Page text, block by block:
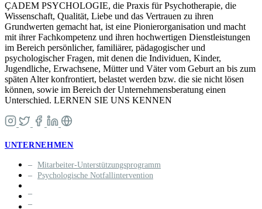
ÇADEM PSYCHOLOGIE, die Praxis für Psychotherapie, die
Wissenschaft, Qualität, Liebe und das Vertrauen zu ihren
Grundwerten gemacht hat, ist eine Pionierorganisation und macht
mit ihrer Fachkompetenz und ihren hochwertigen Dienstleistungen
im Bereich persönlicher, familiärer, pädagogischer und
psychologischer Fragen, mit denen die Individuen, Kinder,
Jugendliche, Erwachsene, Mütter und Väter vom Geburt an bis zum
späten Alter konfrontiert, belastet werden bzw. die sie nicht lösen
können, sowie im Bereich der Unternehmensberatung einen
Unterschied. LERNEN SIE UNS KENNEN
UNTERNEHMEN
Mitarbeiter-Unterstützungsprogramm
Psychologische Notfallintervention